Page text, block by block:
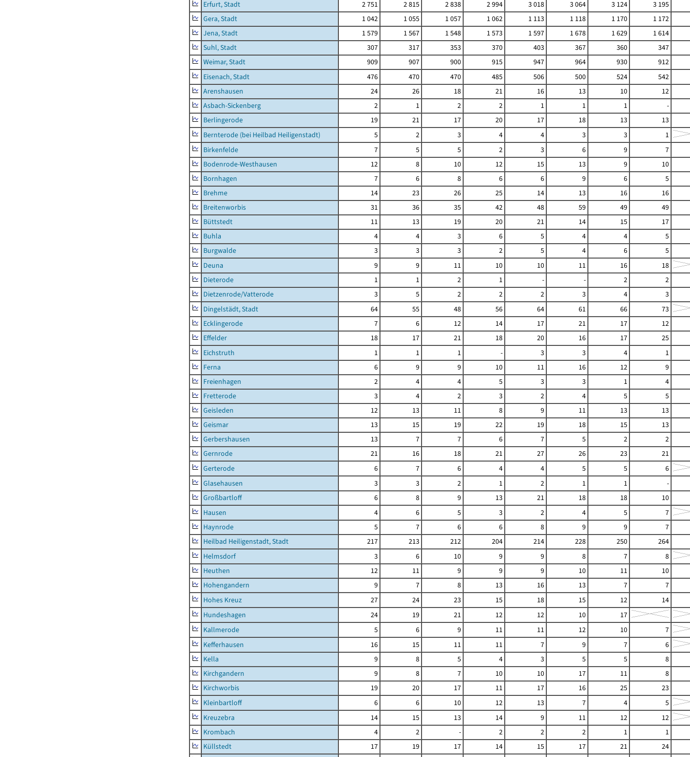
Erfurt, Stadt 2 751 2 815 2 838 2 994 3 018 3 064 3 124
3 195
Gera, Stadt
1 042 1 055 1 057 1 062 1 113 1 118 1 170
1 172
Jena, Stadt
1 579 1 567 1 548 1 573 1 597 1 678 1 629
1 614
Suhl, Stadt
307 317 353 370 403 367 360
347
Weimar, Stadt
909 907 900 915 947 964 930
912
Eisenach, Stadt
476 470 470 485 506 500 524
542
Arenshausen
24 26 18 21 16 13 10
12
Asbach-Sickenberg
2 1 2 2 1 1 1
-
Berlingerode
19 21 17 20 17 18 13
13
Bernterode (bei Heilbad Heiligenstadt)
5 2 3 4 4 3 3
1
Birkenfelde
7 5 5 2 3 6 9
7
Bodenrode-Westhausen
12 8 10 12 15 13 9
10
Bornhagen
7 6 8 6 6 9 6
5
Brehme
14 23 26 25 14 13 16
16
Breitenworbis
31 36 35 42 48 59 49
49
Büttstedt
11 13 19 20 21 14 15
17
Buhla
4 4 3 6 5 4 4
5
Burgwalde
3 3 3 2 5 4 6
5
Deuna
9 9 11 10 10 11 16
18
Dieterode
1 1 2 1 - - 2
2
Dietzenrode/Vatterode
3 5 2 2 2 3 4
3
Dingelstädt, Stadt
64 55 48 56 64 61 66
73
Ecklingerode
7 6 12 14 17 21 17
12
Effelder
18 17 21 18 20 16 17
25
Eichstruth
1 1 1 - 3 3 4
1
Ferna
6 9 9 10 11 16 12
9
Freienhagen
2 4 4 5 3 3 1
4
Fretterode
3 4 2 3 2 4 5
5
Geisleden
12 13 11 8 9 11 13
13
Geismar
13 15 19 22 19 18 15
13
Gerbershausen
13 7 7 6 7 5 2
2
Gernrode
21 16 18 21 27 26 23
21
Gerterode
6 7 6 4 4 5 5
6
Glasehausen
3 3 2 1 2 1 1
-
Großbartloff
6 8 9 13 21 18 18
10
Hausen
4 6 5 3 2 4 5
7
Haynrode
5 7 6 6 8 9 9
7
Heilbad Heiligenstadt, Stadt
217 213 212 204 214 228 250
264
Helmsdorf
3 6 10 9 9 8 7
8
Heuthen
12 11 9 9 9 10 11
10
Hohengandern
9 7 8 13 16 13 7
7
Hohes Kreuz
27 24 23 15 18 15 12
14
Hundeshagen
24 19 21 12 12 10
17
Kallmerode
5 6 9 11 11 12 10
7
Kefferhausen
16 15 11 11 7 9 7
6
Kella
9 8 5 4 3 5 5
8
Kirchgandern
9 8 7 10 10 17 11
8
Kirchworbis
19 20 17 11 17 16 25
23
Kleinbartloff
6 6 10 12 13 7 4
5
Kreuzebra
14 15 13 14 9 11 12
12
Krombach
4 2 - 2 2 2 1
1
Küllstedt
17 19 17 14 15 17 21
24